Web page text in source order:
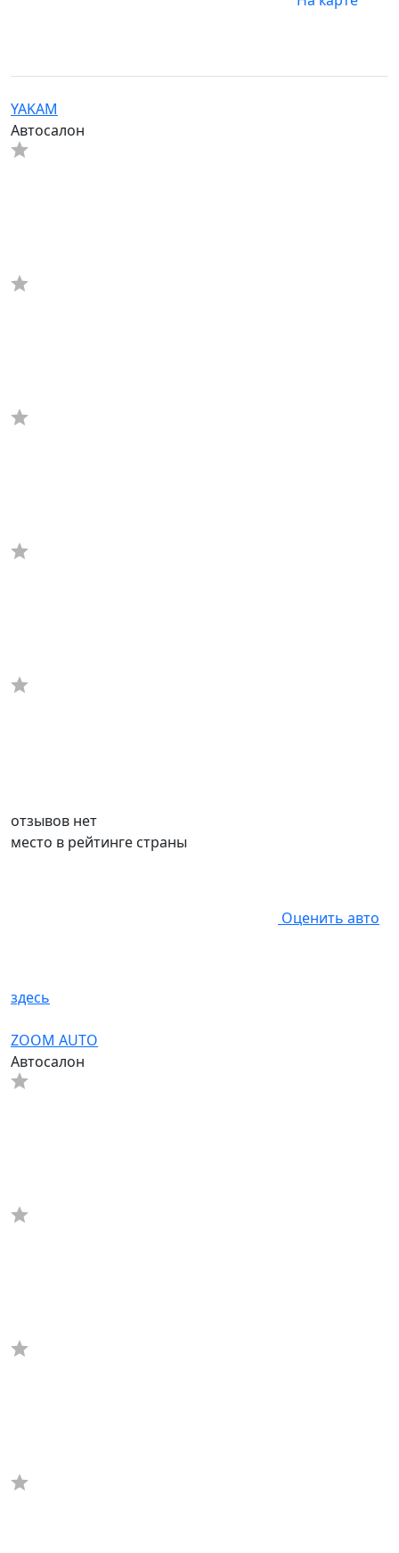
YAKAM
Автосалон
отзывов нет
место в рейтинге страны
Оценить авто
здесь
ZOOM AUTO
Автосалон